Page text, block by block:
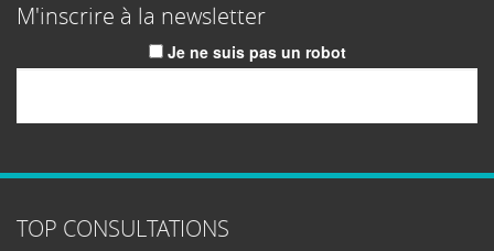
M'inscrire à la newsletter
Je ne suis pas un robot
TOP CONSULTATIONS